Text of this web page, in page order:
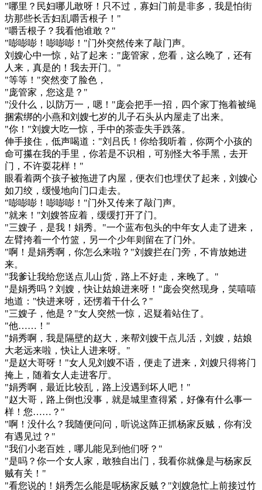
"哪里？民妇哪儿敢呀！只不过，寡妇门前是非多，我是怕街
坊那些长舌妇乱嚼舌根子！"
"嚼舌根子？我看他谁敢？"
"嘭嘭嘭！嘭嘭嘭！"门外突然传来了敲门声。
刘嫂心中一惊，站了起来："庞管家，您看，这么晚了，还有
人来，真是的！我去开门。"
"等等！"突然变了脸色，
"庞管家，您这是？"
"没什么，以防万一，嗯！"庞会把手一招，四个家丁拖着被绳
捆索绑的小燕和刘嫂七岁的儿子石头从内屋走了出来。
"你！"刘嫂大吃一惊，手中的茶壶失手跌落。
伸手接住，低声喝道："刘吕氏！你给我听着，你两个小孩的
命可攥在我的手里，你若是不识相，可别怪大爷手黑，去开
门，不许耍花样！"
眼看着两个孩子被拖进了内屋，便衣们也埋伏了起来，刘嫂心
如刀绞，缓慢地向门口走去。
"嘭嘭嘭！嘭嘭嘭！"门外又传来了敲门声。
"就来！"刘嫂答应着，缓缓打开了门。
"三嫂子，是我！娟秀。"一个蓝布包头的中年女人走了进来，
左臂挎着一个竹篮，另一个少年则留在了门外。
"啊！是娟秀啊，你怎么来啦？"刘嫂拦在门旁，不肯放她进
来。
"我爹让我给您送点儿山货，路上不好走，来晚了。"
"是娟秀吗？刘嫂，快让姑娘进来呀！"庞会突然现身，笑嘻嘻
地道："快进来呀，还愣着干什么？"
"三嫂子，他是？"女人突然一惊，迟疑着站住了。
"他……！"
"娟秀啊，我是隔壁的赵大，来帮刘嫂干点儿活，刘嫂，姑娘
大老远来啦，快让人进来呀。"
"是赵大哥呀！"女人见刘嫂不语，便走了进来，刘嫂只得将门
掩上，随着女人走进客厅。
"娟秀啊，最近比较乱，路上没遇到坏人吧！"
"赵大哥，路上倒也没事，就是城里查得紧，好像有什么事一
样！您……？"
"啊！没什么？我随便问问，听说这阵正抓杨家反贼，你有没
有遇见过？"
"我们小老百姓，哪儿能见到他们呀？"
"是吗？你一个女人家，敢独自出门，我看你就像是与杨家反
贼有关！"
"看您说的！娟秀怎么能是呢杨家反贼？"刘嫂急忙上前接过竹